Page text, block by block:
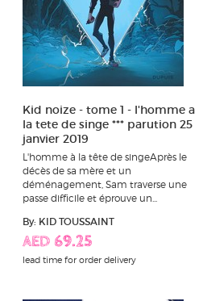
Kid noize - tome 1 - l'homme a
la tete de singe *** parution 25
janvier 2019
L'homme à la tête de singeAprès le
décès de sa mère et un
déménagement, Sam traverse une
passe difficile et éprouve un...
By: KID TOUSSAINT
AED 69.25
lead time for order delivery